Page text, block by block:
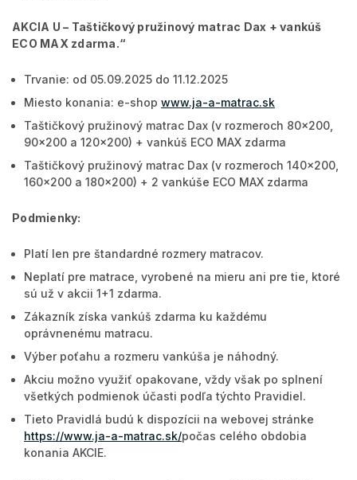
AKCIA U – Taštičkový pružinový matrac Dax + vankúš
ECO MAX zdarma.“
Trvanie: od 05.09.2025 do 11.12.2025
Miesto konania: e-shop www.ja-a-matrac.sk
Taštičkový pružinový matrac Dax (v rozmeroch 80x200,
90x200 a 120x200) + vankúš ECO MAX zdarma
Taštičkový pružinový matrac Dax (v rozmeroch 140x200,
160x200 a 180x200) + 2 vankúše ECO MAX zdarma
Podmienky:
Platí len pre štandardné rozmery matracov.
Neplatí pre matrace, vyrobené na mieru ani pre tie, ktoré
sú už v akcii 1+1 zdarma.
Zákazník získa vankúš zdarma ku každému
oprávnenému matracu.
Výber poťahu a rozmeru vankúša je náhodný.
Akciu možno využiť opakovane, vždy však po splnení
všetkých podmienok účasti podľa týchto Pravidiel.
Tieto Pravidlá budú k dispozícii na webovej stránke
https://www.ja-a-matrac.sk/počas celého obdobia
konania AKCIE.